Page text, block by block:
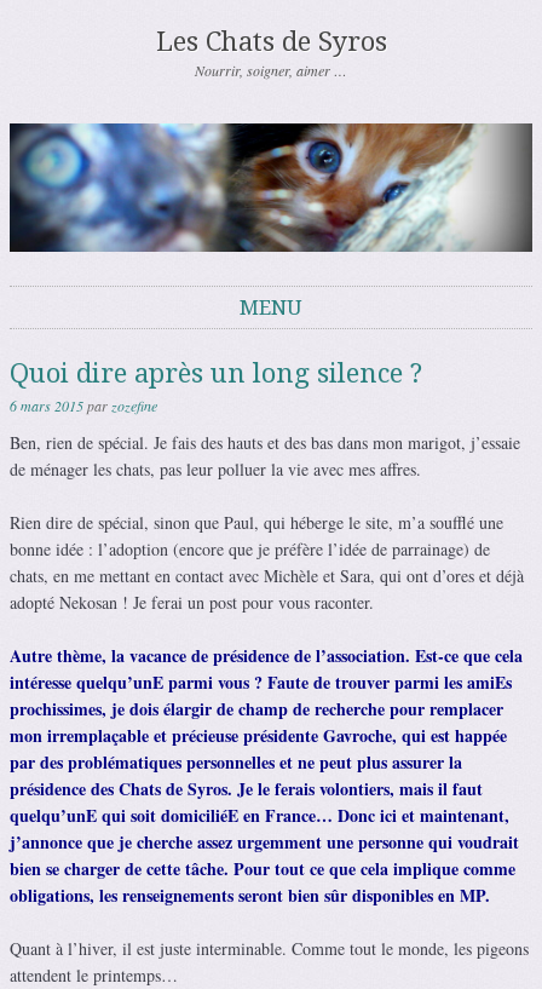
Les Chats de Syros
Nourrir, soigner, aimer …
MENU
Quoi dire après un long silence ?
6 mars 2015parzozefine
Ben, rien de spécial. Je fais des hauts et des bas dans mon marigot, j’essaie
de ménager les chats, pas leur polluer la vie avec mes affres.
Rien dire de spécial, sinon que Paul, qui héberge le site, m’a soufflé une
bonne idée : l’adoption (encore que je préfère l’idée de parrainage) de
chats, en me mettant en contact avec Michèle et Sara, qui ont d’ores et déjà
adopté Nekosan ! Je ferai un post pour vous raconter.
Autre thème, la vacance de présidence de l’association. Est-ce que cela
intéresse quelqu’unE parmi vous ? Faute de trouver parmi les amiEs
prochissimes, je dois élargir de champ de recherche pour remplacer
mon irremplaçable et précieuse présidente Gavroche, qui est happée
par des problématiques personnelles et ne peut plus assurer la
présidence des Chats de Syros. Je le ferais volontiers, mais il faut
quelqu’unE qui soit domiciliéE en France… Donc ici et maintenant,
j’annonce que je cherche assez urgemment une personne qui voudrait
bien se charger de cette tâche. Pour tout ce que cela implique comme
obligations, les renseignements seront bien sûr disponibles en MP.
Quant à l’hiver, il est juste interminable. Comme tout le monde, les pigeons
attendent le printemps…